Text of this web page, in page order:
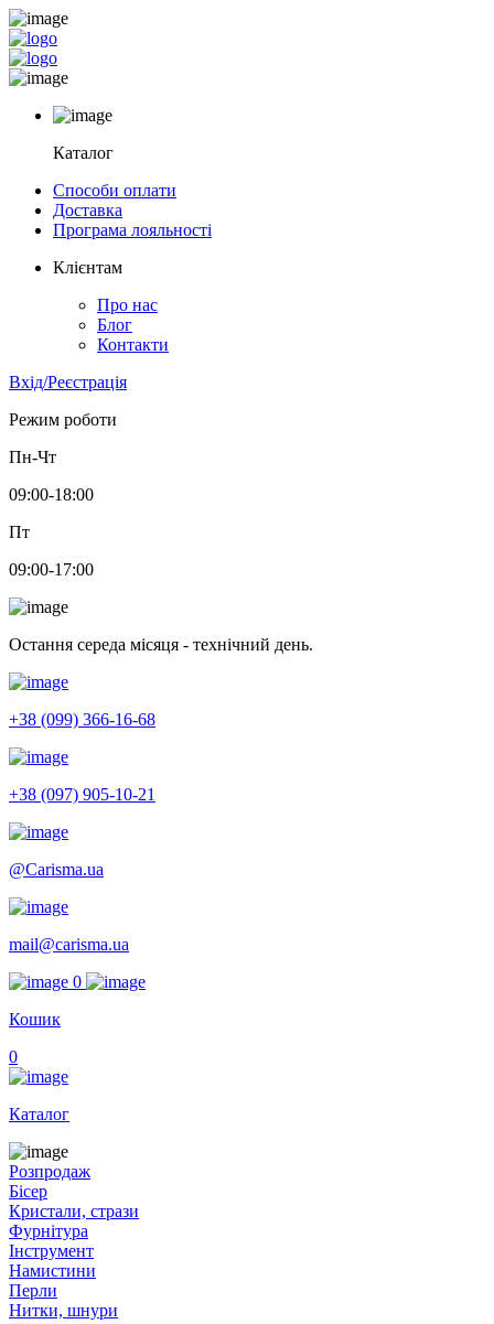
Каталог
Способи оплати
Доставка
Програма лояльності
Клієнтам
Про нас
Блог
Контакти
Вхід/Реєстрація
Режим роботи
Пн-Чт
09:00-18:00
Пт
09:00-17:00
Остання середа місяця - технічний день.
+38 (099) 366-16-68
+38 (097) 905-10-21
@Carisma.ua
mail@carisma.ua
0
Кошик
0
Каталог
Розпродаж
Бісер
Кристали, стрази
Фурнітура
Інструмент
Намистини
Перли
Нитки, шнури